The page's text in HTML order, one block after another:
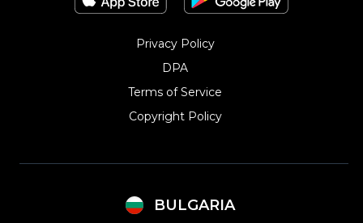
Privacy Policy
DPA
Terms of Service
Copyright Policy‎
BULGARIA